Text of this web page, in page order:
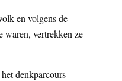
en volgens de
waren, vertrekken ze
denkparcours